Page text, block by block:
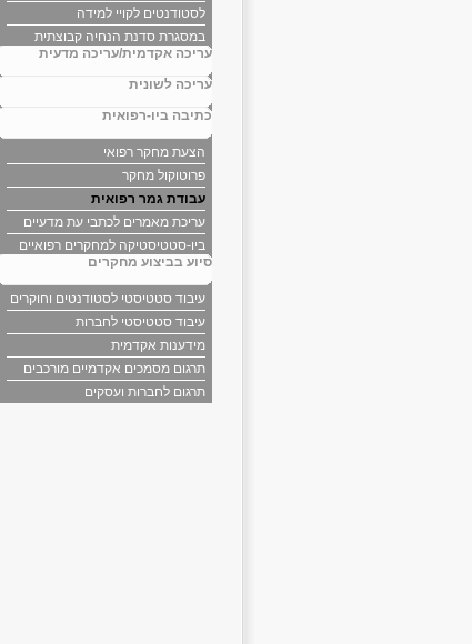
לסטודנטים לקויי למידה
במסגרת סדנת הנחיה קבוצתית
עריכה אקדמית/עריכה מדעית
עריכה לשונית
כתיבה ביו-רפואית
הצעת מחקר רפואי
פרוטוקול מחקר
עבודת גמר רפואית
עריכת מאמרים לכתבי עת מדעיים
ביו-סטטיסטיקה למחקרים רפואיים
סיוע בביצוע מחקרים
עיבוד סטטיסטי לסטודנטים וחוקרים
עיבוד סטטיסטי לחברות
מידענות אקדמית
תרגום מסמכים אקדמיים מורכבים
תרגום לחברות ועסקים